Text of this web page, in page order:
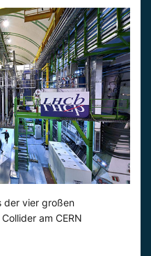
der vier großen
am CERN